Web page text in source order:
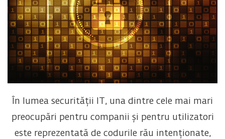
În lumea securității IT, una dintre cele mai mari
preocupări pentru companii și pentru utilizatori
este reprezentată de codurile rău intenționate,